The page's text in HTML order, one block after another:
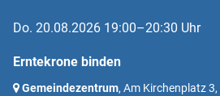
Do. 20.08.2026 19:00–20:30 Uhr
Erntekrone binden
Gemeindezentrum, Am Kirchenplatz 3,